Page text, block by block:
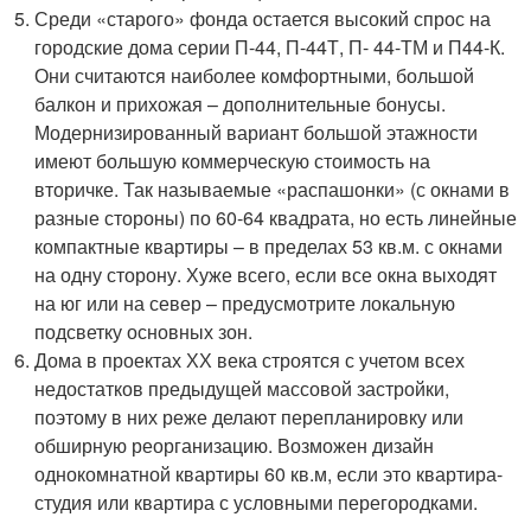
Среди «старого» фонда остается высокий спрос на
городские дома серии П-44, П-44Т, П- 44-ТМ и П44-К.
Они считаются наиболее комфортными, большой
балкон и прихожая – дополнительные бонусы.
Модернизированный вариант большой этажности
имеют большую коммерческую стоимость на
вторичке. Так называемые «распашонки» (с окнами в
разные стороны) по 60-64 квадрата, но есть линейные
компактные квартиры – в пределах 53 кв.м. с окнами
на одну сторону. Хуже всего, если все окна выходят
на юг или на север – предусмотрите локальную
подсветку основных зон.
Дома в проектах ХХ века строятся с учетом всех
недостатков предыдущей массовой застройки,
поэтому в них реже делают перепланировку или
обширную реорганизацию. Возможен дизайн
однокомнатной квартиры 60 кв.м, если это квартира-
студия или квартира с условными перегородками.